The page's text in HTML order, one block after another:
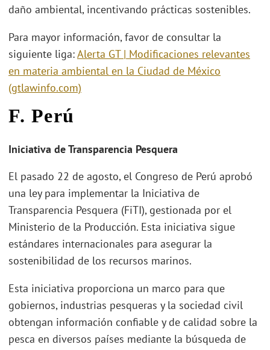
daño ambiental, incentivando prácticas sostenibles.
Para mayor información, favor de consultar la
siguiente liga:Alerta GT | Modificaciones relevantes
en materia ambiental en la Ciudad de México
(gtlawinfo.com)
F. Perú
Iniciativa de Transparencia Pesquera
El pasado 22 de agosto, el Congreso de Perú aprobó
una ley para implementar la Iniciativa de
Transparencia Pesquera (FiTI), gestionada por el
Ministerio de la Producción. Esta iniciativa sigue
estándares internacionales para asegurar la
sostenibilidad de los recursos marinos.
Esta iniciativa proporciona un marco para que
gobiernos, industrias pesqueras y la sociedad civil
obtengan información confiable y de calidad sobre la
pesca en diversos países mediante la búsqueda de